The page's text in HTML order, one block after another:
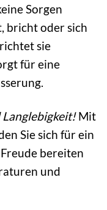
Sorgen
bricht oder sich
sie
für eine
Mit
Sie sich für ein
bereiten
und